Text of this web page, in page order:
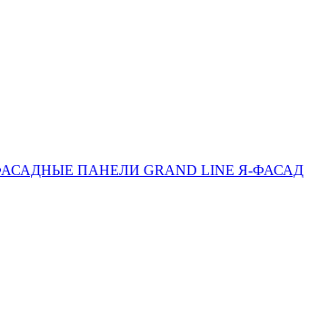
ПАНЕЛИ GRAND LINE Я-ФАСАД